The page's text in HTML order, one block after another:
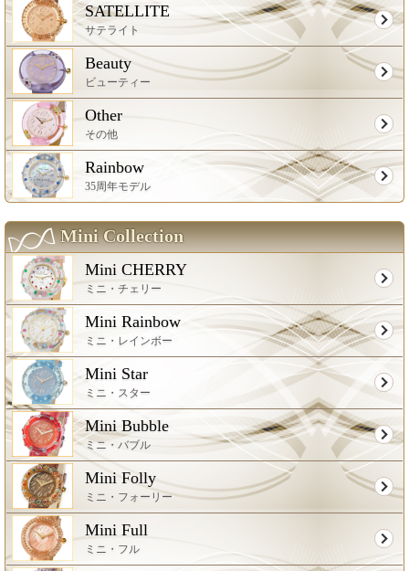
SATELLITE
サテライト
Beauty
ビューティー
Other
その他
Rainbow
35周年モデル
Mini Collection
Mini CHERRY
ミニ・チェリー
Mini Rainbow
ミニ・レインボー
Mini Star
ミニ・スター
Mini Bubble
ミニ・バブル
Mini Folly
ミニ・フォーリー
Mini Full
ミニ・フル